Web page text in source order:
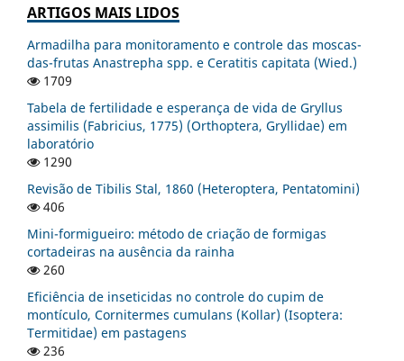
ARTIGOS MAIS LIDOS
Armadilha para monitoramento e controle das moscas-
das-frutas Anastrepha spp. e Ceratitis capitata (Wied.)
1709
Tabela de fertilidade e esperança de vida de Gryllus
assimilis (Fabricius, 1775) (Orthoptera, Gryllidae) em
laboratório
1290
Revisão de Tibilis Stal, 1860 (Heteroptera, Pentatomini)
406
Mini-formigueiro: método de criação de formigas
cortadeiras na ausência da rainha
260
Eficiência de inseticidas no controle do cupim de
montículo, Cornitermes cumulans (Kollar) (Isoptera:
Termitidae) em pastagens
236